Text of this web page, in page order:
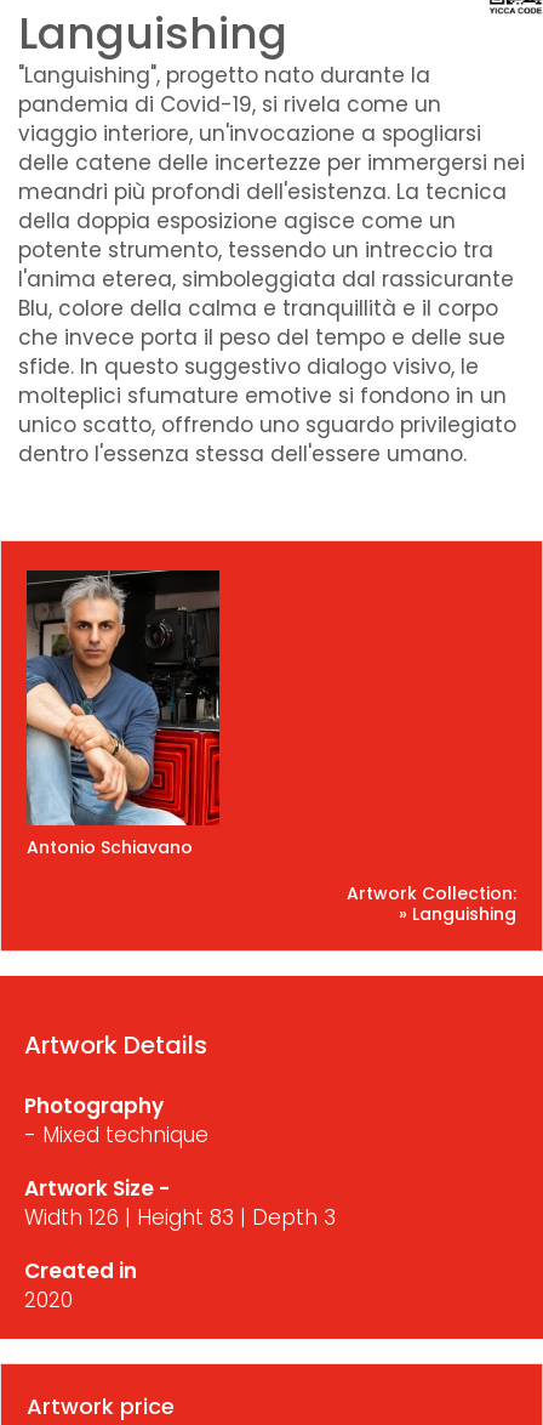
Languishing
"Languishing", progetto nato durante la
pandemia di Covid-19, si rivela come un
viaggio interiore, un'invocazione a spogliarsi
delle catene delle incertezze per immergersi nei
meandri più profondi dell'esistenza. La tecnica
della doppia esposizione agisce come un
potente strumento, tessendo un intreccio tra
l'anima eterea, simboleggiata dal rassicurante
Blu, colore della calma e tranquillità e il corpo
che invece porta il peso del tempo e delle sue
sfide. In questo suggestivo dialogo visivo, le
molteplici sfumature emotive si fondono in un
unico scatto, offrendo uno sguardo privilegiato
dentro l'essenza stessa dell'essere umano.
Antonio Schiavano
Artwork Collection:
» Languishing
Artwork Details
Photography
- Mixed technique
Artwork Size -
Width 126 | Height 83 | Depth 3
Created in
2020
Artwork price